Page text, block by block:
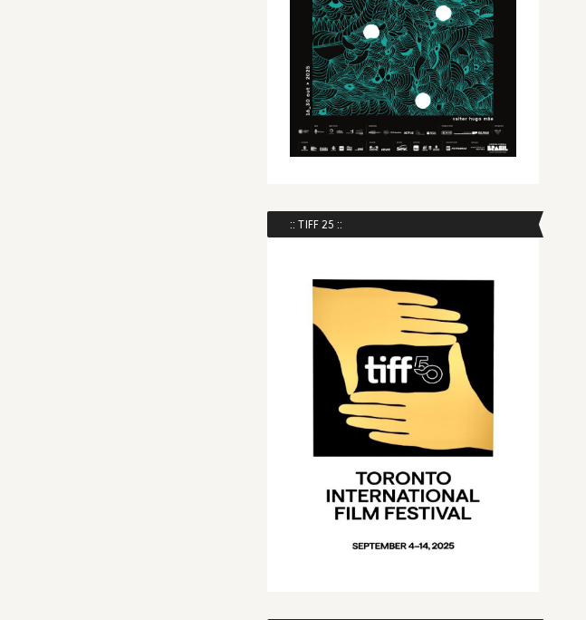
:: TIFF 25 ::